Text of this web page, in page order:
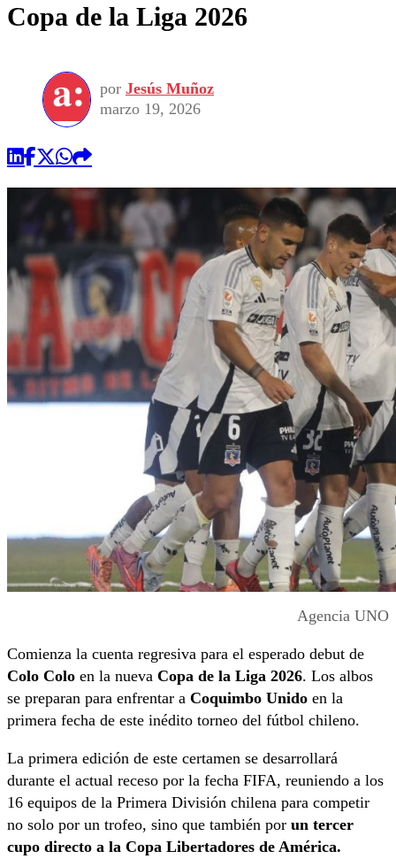
Copa de la Liga 2026
por Jesús Muñoz
marzo 19, 2026
Agencia UNO
Comienza la cuenta regresiva para el esperado debut de
Colo Colo en la nueva Copa de la Liga 2026. Los albos
se preparan para enfrentar a Coquimbo Unido en la
primera fecha de este inédito torneo del fútbol chileno.
La primera edición de este certamen se desarrollará
durante el actual receso por la fecha FIFA, reuniendo a los
16 equipos de la Primera División chilena para competir
no solo por un trofeo, sino que también por un tercer
cupo directo a la Copa Libertadores de América.